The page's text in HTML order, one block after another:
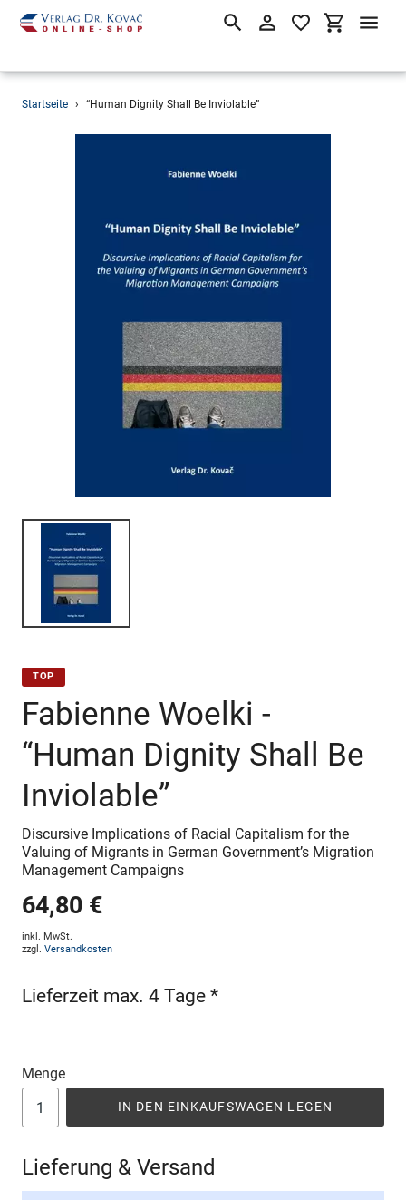
Direkt
SuchenEinloggen
Startseite › “Human Dignity Shall Be Inviolable”
TOP
Fabienne Woelki -
“Human Dignity Shall Be
Inviolable”
Discursive Implications of Racial Capitalism for the
Valuing of Migrants in German Government’s Migration
Management Campaigns
64,80 €
inkl. MwSt.
zzgl. Versandkosten
Lieferzeit max. 4 Tage *
Menge
IN DEN EINKAUFSWAGEN LEGEN
Lieferung & Versand